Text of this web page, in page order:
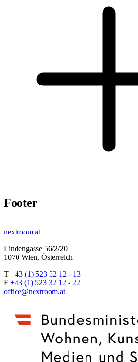
Footer
nextroom.at
Lindengasse 56/2/20
1070 Wien, Österreich
T +43 (1) 523 32 12 - 13
F +43 (1) 523 32 12 - 22
office@nextroom.at